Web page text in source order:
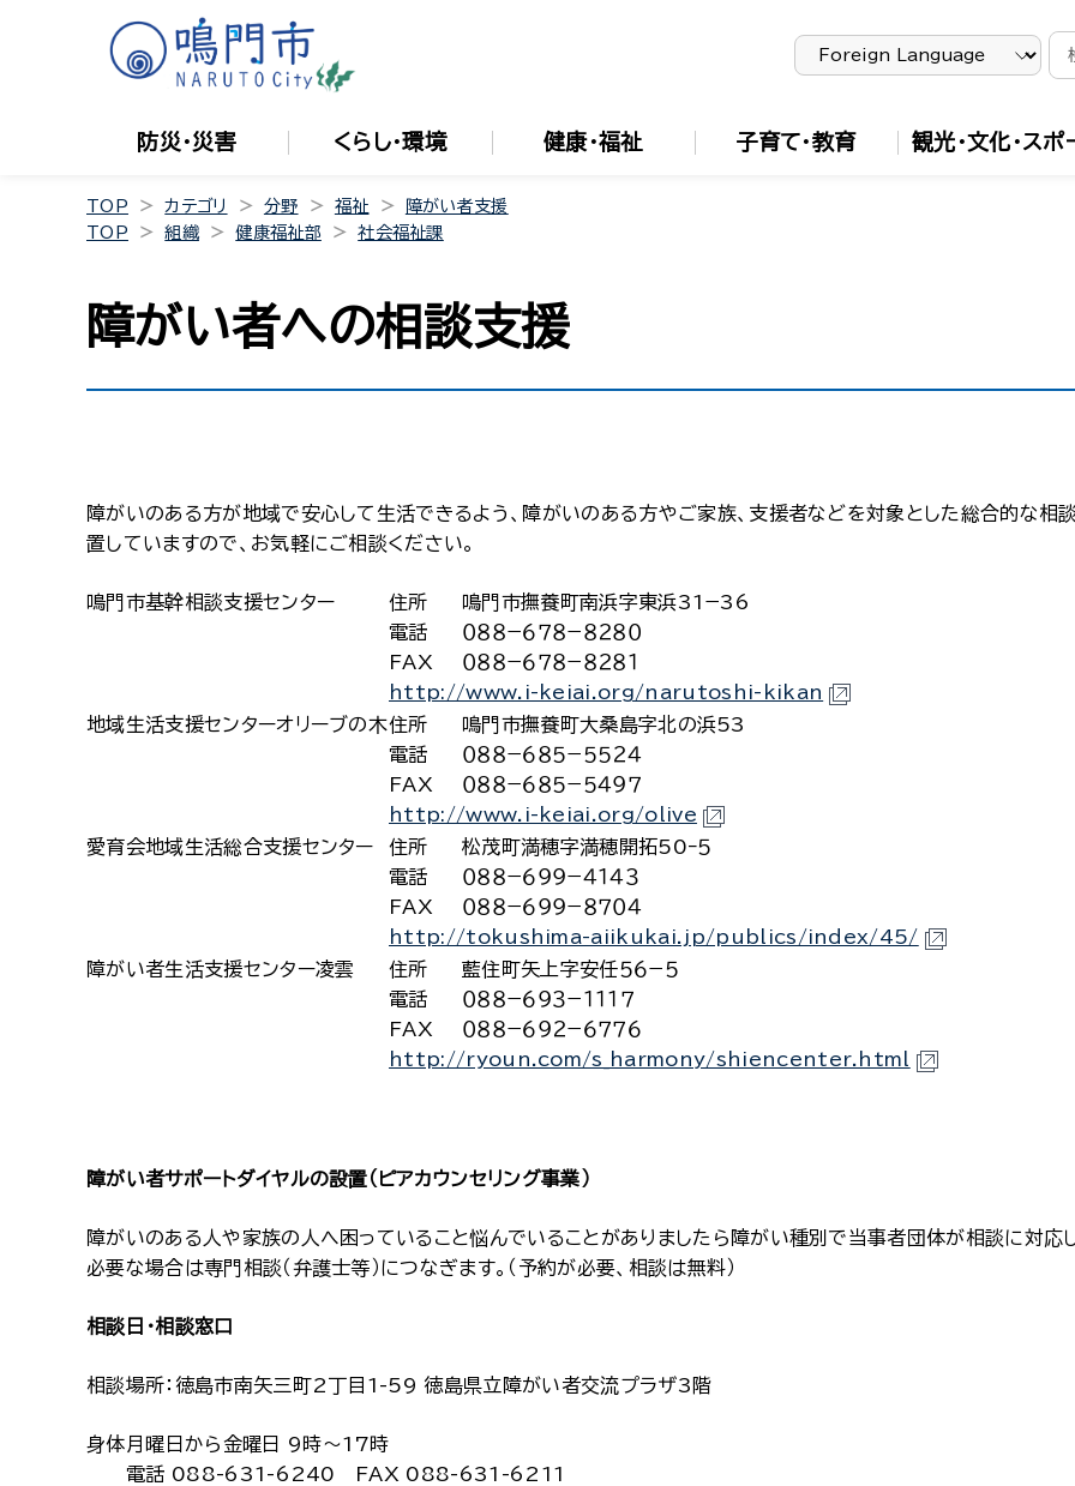
防災・災害 くらし・環境 健康・福祉 子育て・教育 観光・文化・スポ
TOP カテゴリ 分野 福祉
障がい者支援
TOP
組織 健康福祉部 社会福祉課
障がい者への相談支援
障がいのある方が地域で安心して生活できるよう、障がいのある方やご家族、支援者などを対象とした総合的な相
置していますので、お気軽にご相談ください。
鳴門市基幹相談支援センター 住所
鳴門市撫養町南浜字東浜31−36
電話
０８８−６７８−８２８０
FAX
０８８−６７８−８２８１
http://www.i-keiai.org/narutoshi-kikan
地域生活支援センターオリーブの木住所
鳴門市撫養町大桑島字北の浜53
電話
０８８−６８５−５５２４
FAX
０８８−６８５−５４９７
http://www.i-keiai.org/olive
愛育会地域生活総合支援センター
住所
松茂町満穂字満穂開拓50ｰ５
電話
０８８−６９９−４１４３
FAX
０８８−６９９−８７０４
http://tokushima-aiikukai.jp/publics/index/45/
障がい者生活支援センター凌雲
住所
藍住町矢上字安任５６−５
電話
０８８−６９３−１１１７
FAX
０８８−６９２−６７７６
http://ryoun.com/s_harmony/shiencenter.html
障がい者サポートダイヤルの設置（ピアカウンセリング事業）
障がいのある人や家族の人へ困っていること悩んでいることがありましたら障がい種別で当事者団体が相談に対応
必要な場合は専門相談（弁護士等）につなぎます。（予約が必要、相談は無料）
相談日・相談窓口
相談場所：徳島市南矢三町2丁目1-59 徳島県立障がい者交流プラザ3階
身体月曜日から金曜日 9時～17時
電話 088-631-6240 FAX 088-631-6211